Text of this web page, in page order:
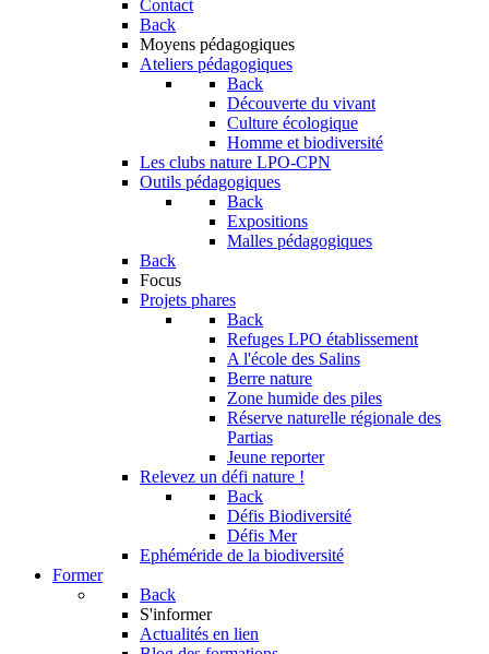
Contact
Back
Moyens pédagogiques
Ateliers pédagogiques
Back
Découverte du vivant
Culture écologique
Homme et biodiversité
Les clubs nature LPO-CPN
Outils pédagogiques
Back
Expositions
Malles pédagogiques
Back
Focus
Projets phares
Back
Refuges LPO établissement
A l'école des Salins
Berre nature
Zone humide des piles
Réserve naturelle régionale des
Partias
Jeune reporter
Relevez un défi nature !
Back
Défis Biodiversité
Défis Mer
Ephéméride de la biodiversité
Former
Back
S'informer
Actualités en lien